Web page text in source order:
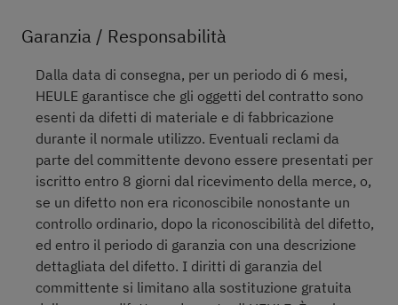
Garanzia / Responsabilità
Dalla data di consegna, per un periodo di 6 mesi,
HEULE garantisce che gli oggetti del contratto sono
esenti da difetti di materiale e di fabbricazione
durante il normale utilizzo. Eventuali reclami da
parte del committente devono essere presentati per
iscritto entro 8 giorni dal ricevimento della merce, o,
se un difetto non era riconoscibile nonostante un
controllo ordinario, dopo la riconoscibilità del difetto,
ed entro il periodo di garanzia con una descrizione
dettagliata del difetto. I diritti di garanzia del
committente si limitano alla sostituzione gratuita